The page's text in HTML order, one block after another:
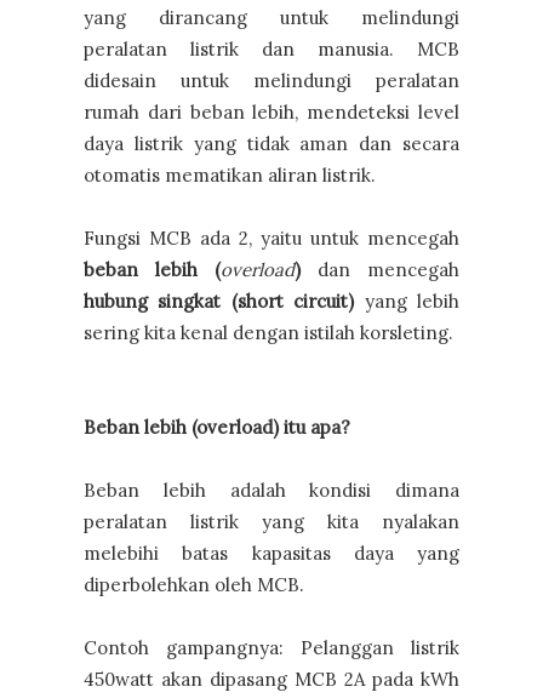
yang dirancang untuk melindungi
peralatan listrik dan manusia. MCB
didesain untuk melindungi peralatan
rumah dari beban lebih, mendeteksi level
daya listrik yang tidak aman dan secara
otomatis mematikan aliran listrik.
Fungsi MCB ada 2, yaitu untuk mencegah
beban lebih (overload)dan mencegah
hubung singkat (short circuit) yang lebih
sering kita kenal dengan istilah korsleting.
Beban lebih (overload) itu apa?
Beban lebih adalah kondisi dimana
peralatan listrik yang kita nyalakan
melebihi batas kapasitas daya yang
diperbolehkan oleh MCB.
Contoh gampangnya: Pelanggan listrik
450watt akan dipasang MCB 2A pada kWh